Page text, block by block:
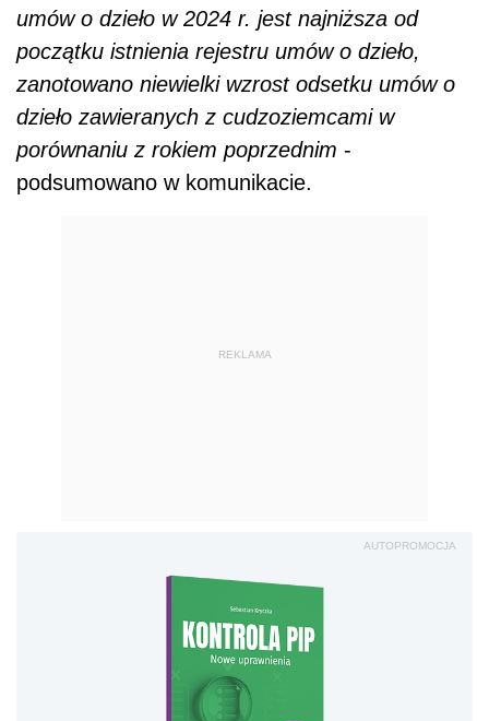
umów o dzieło w 2024 r. jest najniższa od
początku istnienia rejestru umów o dzieło,
zanotowano niewielki wzrost odsetku umów o
dzieło zawieranych z cudzoziemcami w
porównaniu z rokiem poprzednim -
podsumowano w komunikacie.
REKLAMA
AUTOPROMOCJA